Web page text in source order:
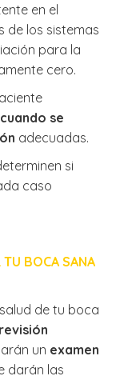
en el
de los sistemas
para la
cero.
se
adecuadas.
si
caso
TU BOCA SANA
de tu boca
un examen
darán las